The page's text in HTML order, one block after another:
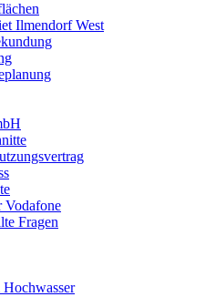
Ilmendorf West
Vodafone
Fragen